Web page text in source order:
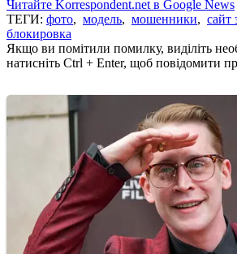
Читайте Korrespondent.net в Google News
ТЕГИ: фото, модель, мошенники, сайт
блокировка
Якщо ви помітили помилку, виділіть
натисніть Ctrl + Enter, щоб повідомити